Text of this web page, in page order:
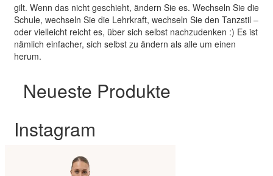
gilt. Wenn das nicht geschieht, ändern Sie es. Wechseln Sie die
Schule, wechseln Sie die Lehrkraft, wechseln Sie den Tanzstil –
oder vielleicht reicht es, über sich selbst nachzudenken :) Es ist
nämlich einfacher, sich selbst zu ändern als alle um einen
herum.
Neueste Produkte
Instagram